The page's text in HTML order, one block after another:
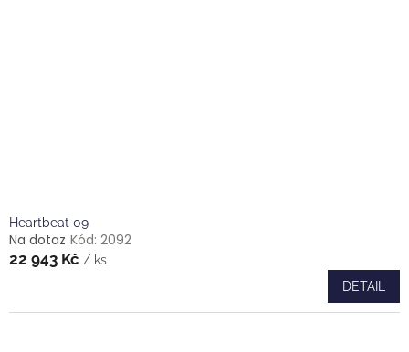
Heartbeat 09
Na dotaz Kód: 2092
22 943 Kč / ks
DETAIL